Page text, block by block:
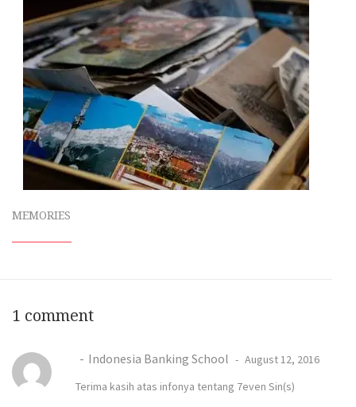
MEMORIES
1 comment
Indonesia Banking School
August 12, 2016
Terima kasih atas infonya tentang 7even Sin(s)